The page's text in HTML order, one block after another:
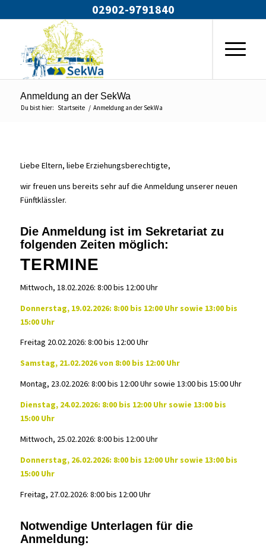
02902-9791840
Anmeldung an der SekWa
Du bist hier: Startseite / Anmeldung an der SekWa
Liebe Eltern, liebe Erziehungsberechtigte,
wir freuen uns bereits sehr auf die Anmeldung unserer neuen
Fünftklässler.
Die Anmeldung ist im Sekretariat zu
folgenden Zeiten möglich:
TERMINE
Mittwoch, 18.02.2026: 8:00 bis 12:00 Uhr
Donnerstag, 19.02.2026: 8:00 bis 12:00 Uhr sowie 13:00 bis
15:00 Uhr
Freitag 20.02.2026: 8:00 bis 12:00 Uhr
Samstag, 21.02.2026 von 8:00 bis 12:00 Uhr
Montag, 23.02.2026: 8:00 bis 12:00 Uhr sowie 13:00 bis 15:00 Uhr
Dienstag, 24.02.2026: 8:00 bis 12:00 Uhr sowie 13:00 bis
15:00 Uhr
Mittwoch, 25.02.2026: 8:00 bis 12:00 Uhr
Donnerstag, 26.02.2026: 8:00 bis 12:00 Uhr sowie 13:00 bis
15:00 Uhr
Freitag, 27.02.2026: 8:00 bis 12:00 Uhr
Notwendige Unterlagen für die
Anmeldung: